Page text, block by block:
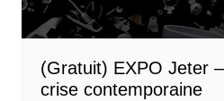
(Gratuit) EXPO Jeter
crise contemporaine